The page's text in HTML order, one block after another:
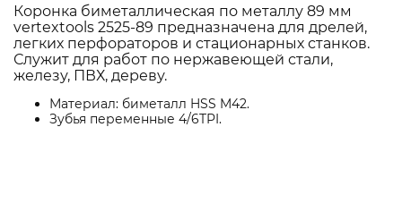
Коронка биметаллическая по металлу 89 мм
vertextools 2525-89 предназначена для дрелей,
легких перфораторов и стационарных станков.
Служит для работ по нержавеющей стали,
железу, ПВХ, дереву.
Материал: биметалл HSS M42.
Зубья переменные 4/6TPI.